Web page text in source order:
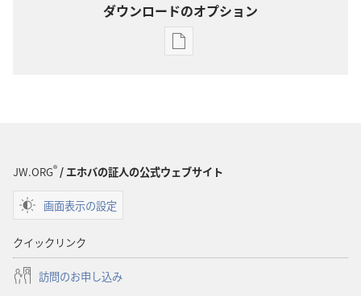
ダウンロードのオプション
出
ン
JW.ORG®/ エホバの証人の公式ウェブサイト
画面表示の設定
クイックリンク
訪問のお申し込み